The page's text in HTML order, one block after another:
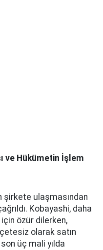
ve Hükümetin İşlem
şirkete ulaşmasından
Kobayashi, daha
özür dilerken,
olarak satın
üç mali yılda